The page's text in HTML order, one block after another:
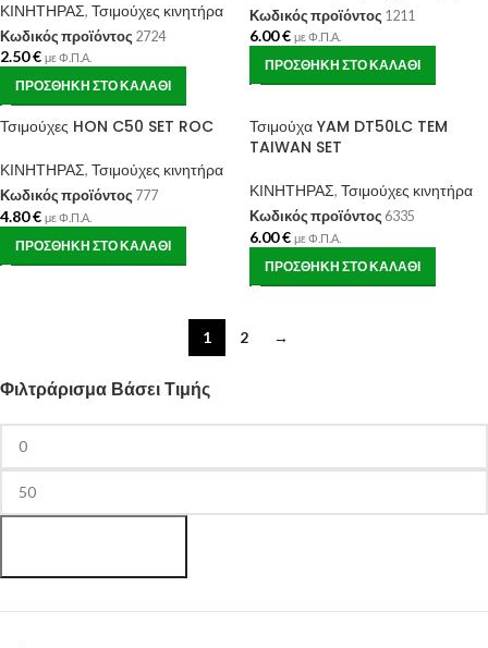
Φιλτράρισμα Βάσει Τιμής
ΚΙΝΗΤΗΡΑΣ, Τσιμούχες κινητήρα
Κωδικός προϊόντος 2724
2.50€ με Φ.Π.Α.
ΠΡΟΣΘΉΚΗ ΣΤΟ ΚΑΛΆΘΙ
Κωδικός προϊόντος 1211
6.00€ με Φ.Π.Α.
ΠΡΟΣΘΉΚΗ ΣΤΟ ΚΑΛΆΘΙ
Τσιμούχες HON C50 SET ROC
ΚΙΝΗΤΗΡΑΣ, Τσιμούχες κινητήρα
Κωδικός προϊόντος 777
4.80€ με Φ.Π.Α.
ΠΡΟΣΘΉΚΗ ΣΤΟ ΚΑΛΆΘΙ
Τσιμούχα YAM DT50LC TEM
TAIWAN SET
ΚΙΝΗΤΗΡΑΣ, Τσιμούχες κινητήρα
Κωδικός προϊόντος 6335
6.00€ με Φ.Π.Α.
ΠΡΟΣΘΉΚΗ ΣΤΟ ΚΑΛΆΘΙ
1 2 →